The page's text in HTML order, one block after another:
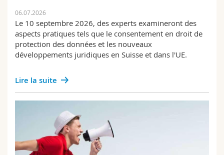
06.07.2026
Le 10 septembre 2026, des experts examineront des
aspects pratiques tels que le consentement en droit de
protection des données et les nouveaux
développements juridiques en Suisse et dans l'UE.
Lire la suite